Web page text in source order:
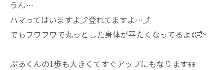
⁡うん…⁡
⁡ハマってはいますよ⤴登れてますよ…⤴⁡
⁡ぷあくんの1歩も大きくてすぐアップにもなりますꉂꉂ